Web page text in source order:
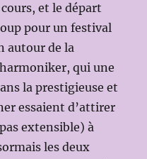
et le départ
pour un festival
autour de la
qui une
la prestigieuse et
essaient d’attirer
extensible) à
les deux